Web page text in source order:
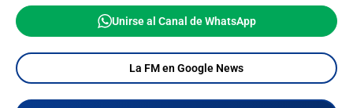
Unirse al Canal de WhatsApp
La FM en Google News